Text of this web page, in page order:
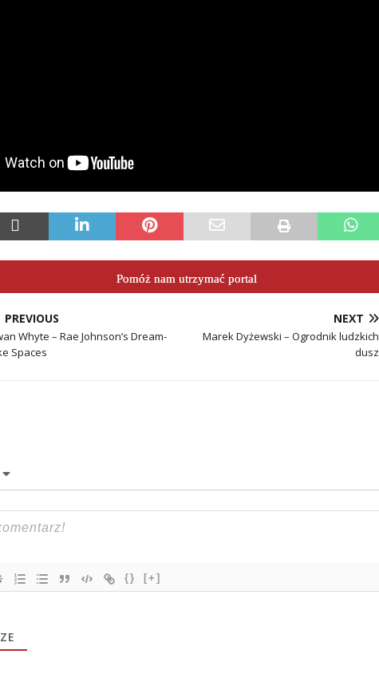
Pomóż nam utrzymać portal
PREVIOUS
Whyte – Rae Johnson’s Dream-
Spaces
NEXT
Marek Dyżewski – Ogrodnik ludzkich
dusz
{} [+]